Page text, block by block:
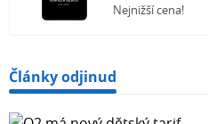
Nejnižší cena!
Články odjinud